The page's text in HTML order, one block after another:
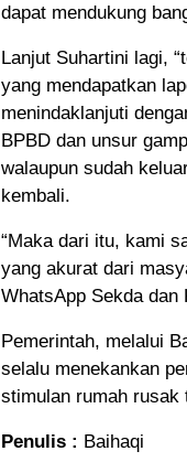
dapat mendukung
Lanjut Suhartini lagi,
yang mendapatkan
menindaklanjuti
BPBD dan unsur
walaupun sudah
kembali.
“Maka dari itu, kami
yang akurat dari
WhatsApp Sekda dan
Pemerintah, melalui
selalu menekankan
stimulan rumah rusak
Penulis : Baihaqi